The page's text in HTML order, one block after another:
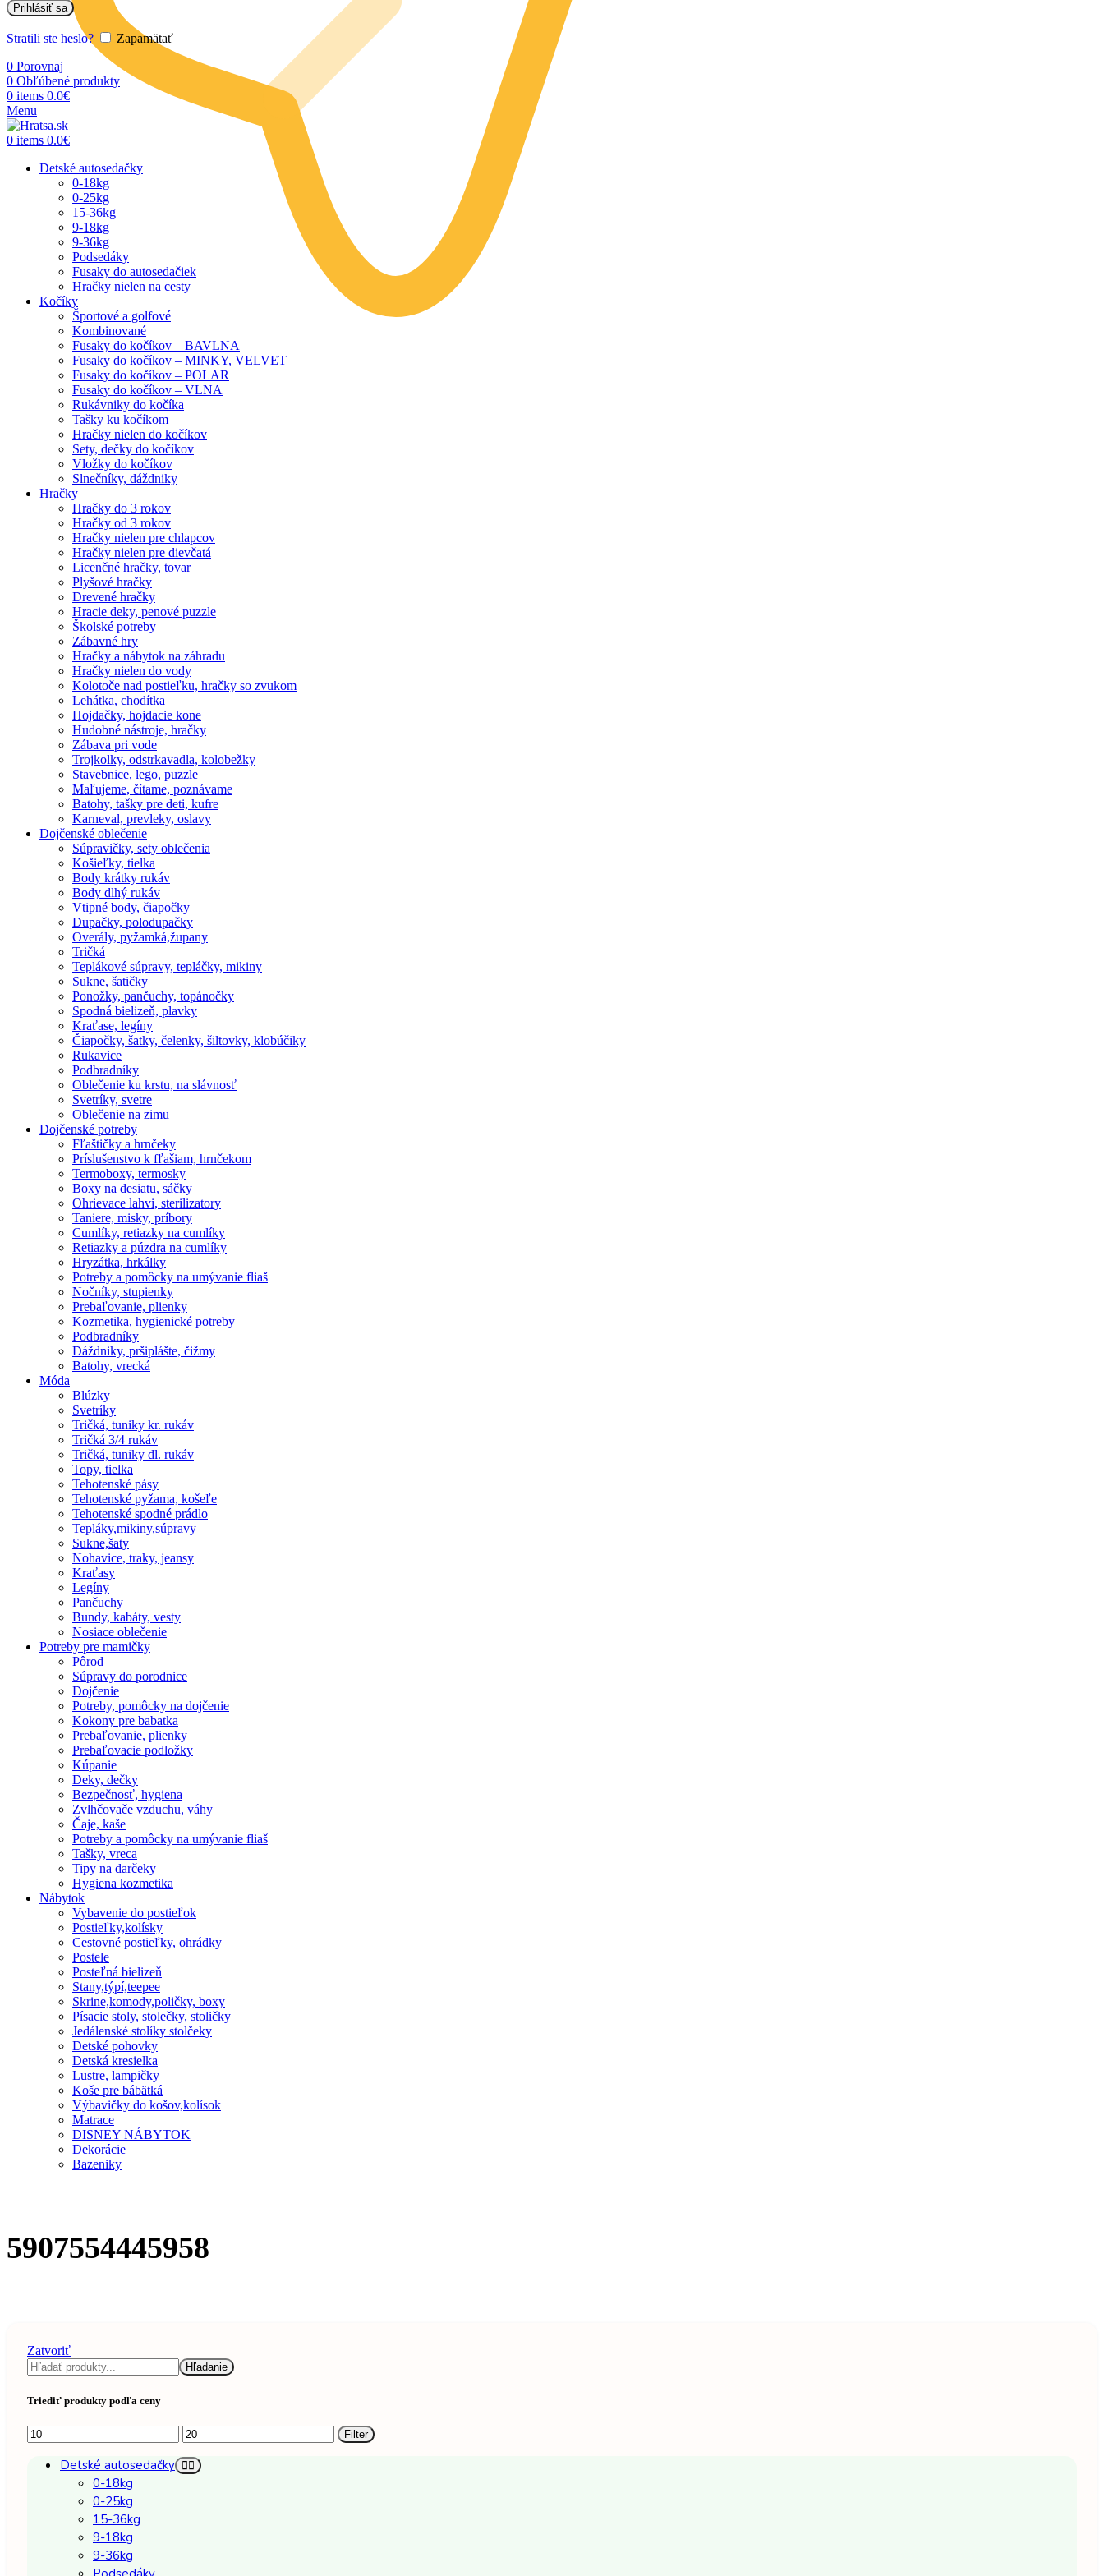
Prihlásiť sa
Stratili ste heslo?
Zapamätať
0 Porovnaj
0 Obľúbené produkty
0 items 0.0€
Menu
0 items 0.0€
Detské autosedačky
0-18kg
0-25kg
15-36kg
9-18kg
9-36kg
Podsedáky
Fusaky do autosedačiek
Hračky nielen na cesty
Kočíky
Športové a golfové
Kombinované
Fusaky do kočíkov – BAVLNA
Fusaky do kočíkov – MINKY, VELVET
Fusaky do kočíkov – POLAR
Fusaky do kočíkov – VLNA
Rukávniky do kočíka
Tašky ku kočíkom
Hračky nielen do kočíkov
Sety, dečky do kočíkov
Vložky do kočíkov
Slnečníky, dáždniky
Hračky
Hračky do 3 rokov
Hračky od 3 rokov
Hračky nielen pre chlapcov
Hračky nielen pre dievčatá
Licenčné hračky, tovar
Plyšové hračky
Drevené hračky
Hracie deky, penové puzzle
Školské potreby
Zábavné hry
Hračky a nábytok na záhradu
Hračky nielen do vody
Kolotoče nad postieľku, hračky so zvukom
Lehátka, chodítka
Hojdačky, hojdacie kone
Hudobné nástroje, hračky
Zábava pri vode
Trojkolky, odstrkavadla, kolobežky
Stavebnice, lego, puzzle
Maľujeme, čítame, poznávame
Batohy, tašky pre deti, kufre
Karneval, prevleky, oslavy
Dojčenské oblečenie
Súpravičky, sety oblečenia
Košieľky, tielka
Body krátky rukáv
Body dlhý rukáv
Vtipné body, čiapočky
Dupačky, polodupačky
Overály, pyžamká,župany
Tričká
Teplákové súpravy, tepláčky, mikiny
Sukne, šatičky
Ponožky, pančuchy, topánočky
Spodná bielizeň, plavky
Kraťase, legíny
Čiapočky, šatky, čelenky, šiltovky, klobúčiky
Rukavice
Podbradníky
Oblečenie ku krstu, na slávnosť
Svetríky, svetre
Oblečenie na zimu
Dojčenské potreby
Fľaštičky a hrnčeky
Príslušenstvo k fľašiam, hrnčekom
Termoboxy, termosky
Boxy na desiatu, sáčky
Ohrievace lahvi, sterilizatory
Taniere, misky, príbory
Cumlíky, retiazky na cumlíky
Retiazky a púzdra na cumlíky
Hryzátka, hrkálky
Potreby a pomôcky na umývanie fliaš
Nočníky, stupienky
Prebaľovanie, plienky
Kozmetika, hygienické potreby
Podbradníky
Dáždniky, pršiplášte, čižmy
Batohy, vrecká
Móda
Blúzky
Svetríky
Tričká, tuniky kr. rukáv
Tričká 3/4 rukáv
Tričká, tuniky dl. rukáv
Topy, tielka
Tehotenské pásy
Tehotenské pyžama, košeľe
Tehotenské spodné prádlo
Tepláky,mikiny,súpravy
Sukne,šaty
Nohavice, traky, jeansy
Kraťasy
Legíny
Pančuchy
Bundy, kabáty, vesty
Nosiace oblečenie
Potreby pre mamičky
Pôrod
Súpravy do porodnice
Dojčenie
Potreby, pomôcky na dojčenie
Kokony pre babatka
Prebaľovanie, plienky
Prebaľovacie podložky
Kúpanie
Deky, dečky
Bezpečnosť, hygiena
Zvlhčovače vzduchu, váhy
Čaje, kaše
Potreby a pomôcky na umývanie fliaš
Tašky, vreca
Tipy na darčeky
Hygiena kozmetika
Nábytok
Vybavenie do postieľok
Postieľky,kolísky
Cestovné postieľky, ohrádky
Postele
Posteľná bielizeň
Stany,týpí,teepee
Skrine,komody,poličky, boxy
Písacie stoly, stolečky, stoličky
Jedálenské stolíky stolčeky
Detské pohovky
Detská kresielka
Lustre, lampičky
Koše pre bábätká
Výbavičky do košov,kolísok
Matrace
DISNEY NÁBYTOK
Dekorácie
Bazeniky
5907554445958
Zatvoriť
Hľadanie
Triediť produkty podľa ceny
Filter
Detské autosedačky
0-18kg
0-25kg
15-36kg
9-18kg
9-36kg